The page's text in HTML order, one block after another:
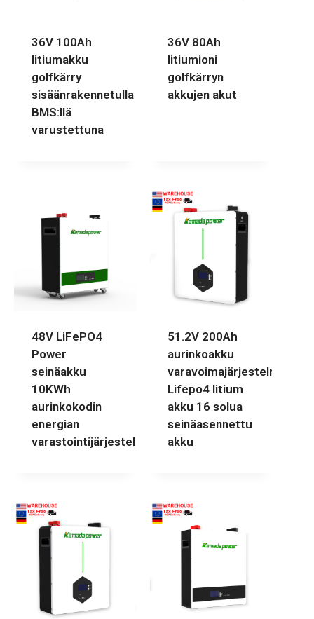
36V 100Ah
litiumakku
golfkärry
sisäänrakennetulla
BMS:llä
varustettuna
36V 80Ah
litiumioni
golfkärryn
akkujen akut
48V LiFePO4
Power
seinäakku
10KWh
aurinkokodin
energian
varastointijärjestelmä
51.2V 200Ah
aurinkoakku
varavoimajärjestelmä
Lifepo4 litium
akku 16 solua
seinäasennettu
akku